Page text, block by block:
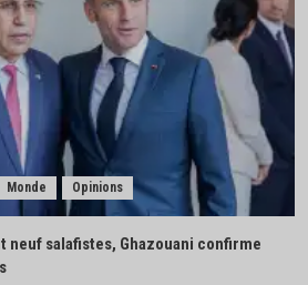
Monde Opinions
neuf salafistes, Ghazouani confirme